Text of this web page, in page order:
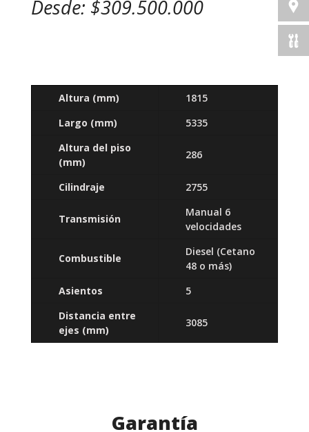
Desde: $309.500.000
Altura (mm)
1815
Largo (mm)
5335
Altura del piso
(mm)
286
Cilindraje 2755
Transmisión
Manual 6
velocidades
Combustible
Diesel (Cetano
48 o más)
Asientos
5
Distancia entre
ejes (mm)
3085
Garantía